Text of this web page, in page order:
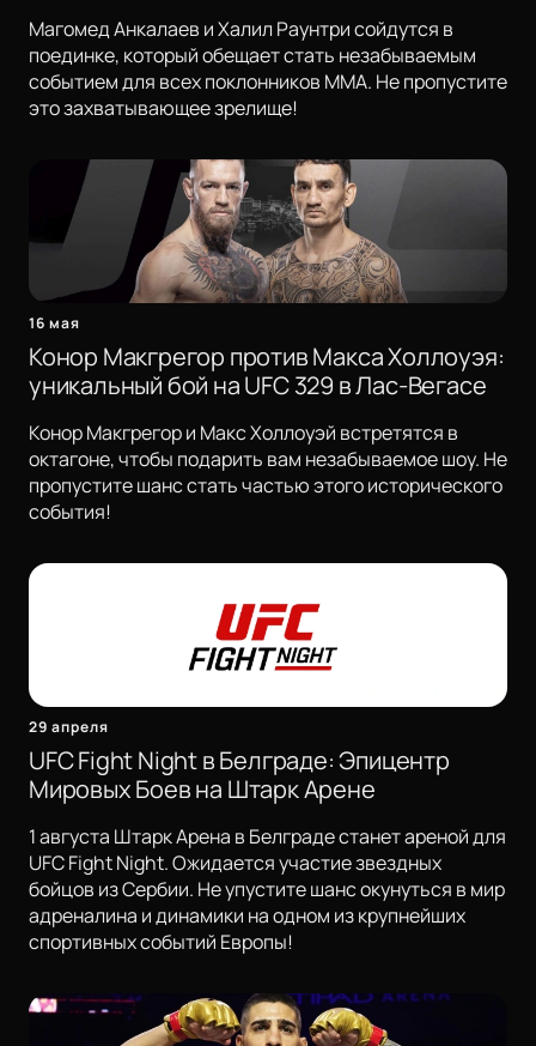
Магомед Анкалаев и Халил Раунтри сойдутся в
поединке, который обещает стать незабываемым
событием для всех поклонников ММА. Не пропустите
это захватывающее зрелище!
16 мая
Конор Макгрегор против Макса Холлоуэя:
уникальный бой на UFC 329 в Лас-Вегасе
Конор Макгрегор и Макс Холлоуэй встретятся в
октагоне, чтобы подарить вам незабываемое шоу. Не
пропустите шанс стать частью этого исторического
события!
29 апреля
UFC Fight Night в Белграде: Эпицентр
Мировых Боев на Штарк Арене
1 августа Штарк Арена в Белграде станет ареной для
UFC Fight Night. Ожидается участие звездных
бойцов из Сербии. Не упустите шанс окунуться в мир
адреналина и динамики на одном из крупнейших
спортивных событий Европы!